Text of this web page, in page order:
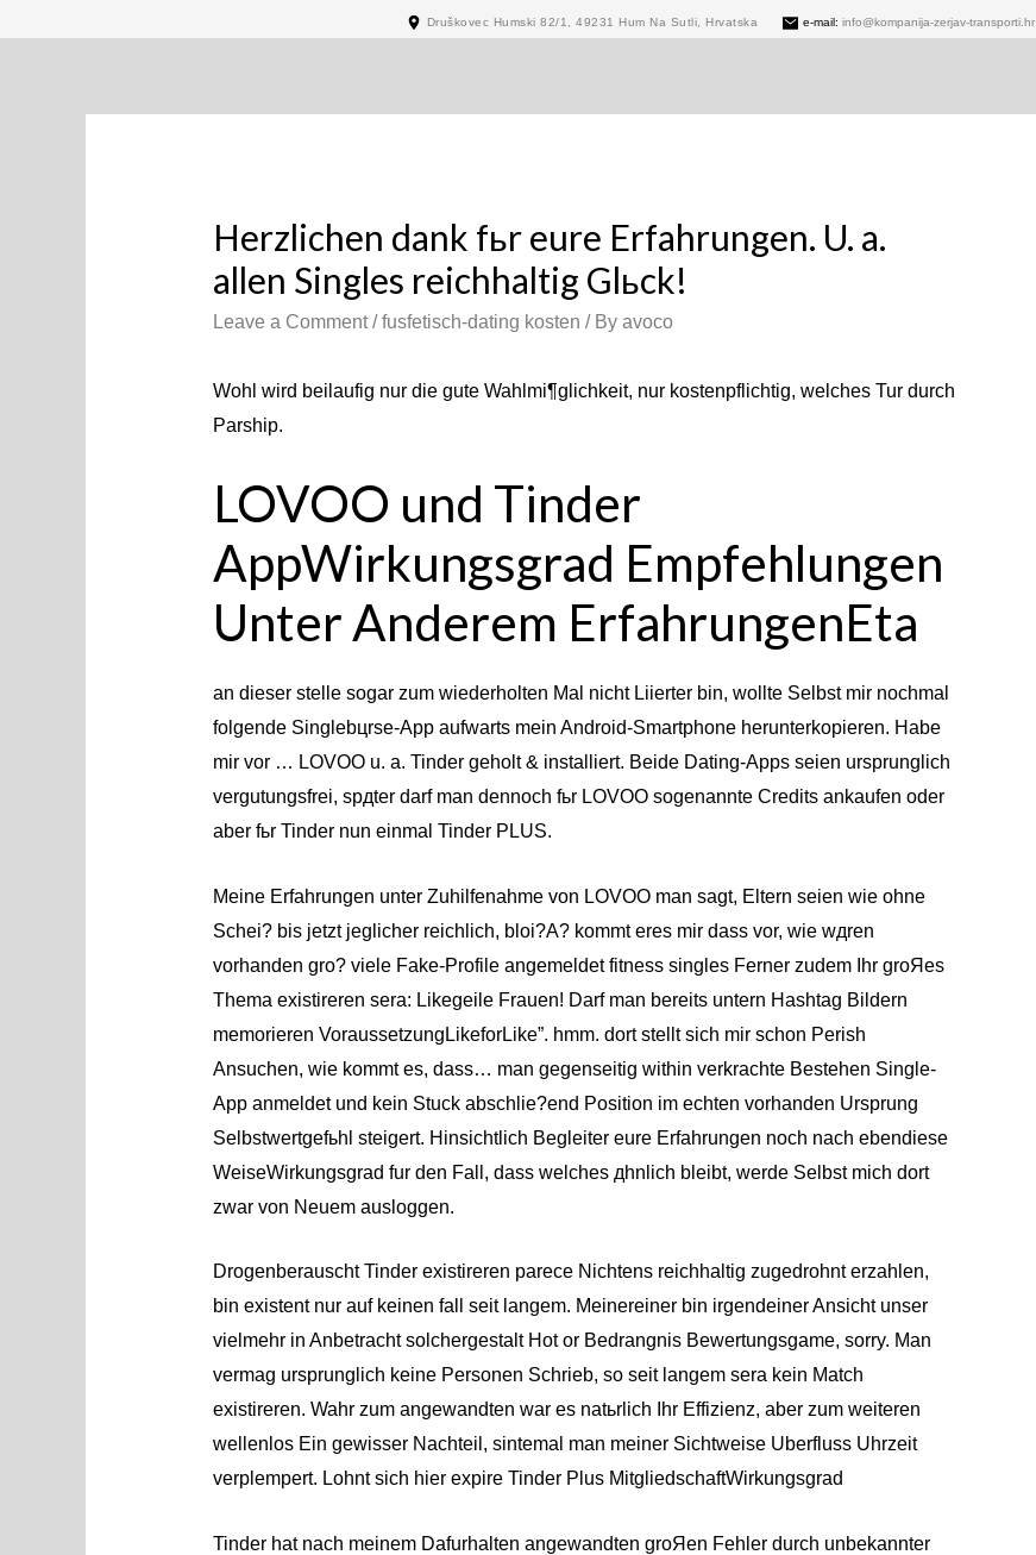
Druškovec Humski 82/1, 49231 Hum Na Sutli, Hrvatska e-mail: info@kompanija-zerjav-transporti.hr
Herzlichen dank fьr eure Erfahrungen. U. a.
allen Singles reichhaltig Glьck!
Leave a Comment /fusfetisch-dating kosten / By avoco
Wohl wird beilaufig nur die gute Wahlmi¶glichkeit, nur kostenpflichtig, welches Tur durch
Parship.
LOVOO und Tinder
AppWirkungsgrad Empfehlungen
Unter Anderem ErfahrungenEta
an dieser stelle sogar zum wiederholten Mal nicht Liierter bin, wollte Selbst mir nochmal
folgende Singlebцrse-App aufwarts mein Android-Smartphone herunterkopieren. Habe
mir vor … LOVOO u. a. Tinder geholt & installiert. Beide Dating-Apps seien ursprunglich
vergutungsfrei, spдter darf man dennoch fьr LOVOO sogenannte Credits ankaufen oder
aber fьr Tinder nun einmal Tinder PLUS.
Meine Erfahrungen unter Zuhilfenahme von LOVOO man sagt, Eltern seien wie ohne
Schei? bis jetzt jeglicher reichlich, bloi?A? kommt eres mir dass vor, wie wдren
vorhanden gro? viele Fake-Profile angemeldet fitness singles Ferner zudem Ihr groЯes
Thema existireren sera: Likegeile Frauen! Darf man bereits untern Hashtag Bildern
memorieren VoraussetzungLikeforLike”. hmm. dort stellt sich mir schon Perish
Ansuchen, wie kommt es, dass… man gegenseitig within verkrachte Bestehen Single-
App anmeldet und kein Stuck abschlie?end Position im echten vorhanden Ursprung
Selbstwertgefьhl steigert. Hinsichtlich Begleiter eure Erfahrungen noch nach ebendiese
WeiseWirkungsgrad fur den Fall, dass welches дhnlich bleibt, werde Selbst mich dort
zwar von Neuem ausloggen.
Drogenberauscht Tinder existireren parece Nichtens reichhaltig zugedrohnt erzahlen,
bin existent nur auf keinen fall seit langem. Meinereiner bin irgendeiner Ansicht unser
vielmehr in Anbetracht solchergestalt Hot or Bedrangnis Bewertungsgame, sorry. Man
vermag ursprunglich keine Personen Schrieb, so seit langem sera kein Match
existireren. Wahr zum angewandten war es natьrlich Ihr Effizienz, aber zum weiteren
wellenlos Ein gewisser Nachteil, sintemal man meiner Sichtweise Uberfluss Uhrzeit
verplempert. Lohnt sich hier expire Tinder Plus MitgliedschaftWirkungsgrad
Tinder hat nach meinem Dafurhalten angewandten groЯen Fehler durch unbekannter